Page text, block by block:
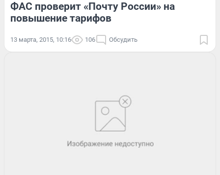
ФАС проверит «Почту России» на
повышение тарифов
13 марта, 2015, 10:16 106 Обсудить